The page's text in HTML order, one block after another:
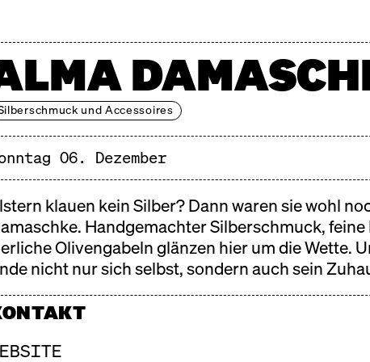
& AUSSCHREIBUNGEN FAQ
und Accessoires
06. Dezember
klauen kein Silber? Dann waren sie wohl
Handgemachter Silberschmuck,
Olivengabeln glänzen hier um die Wette.
nicht nur sich selbst, sondern auch sein